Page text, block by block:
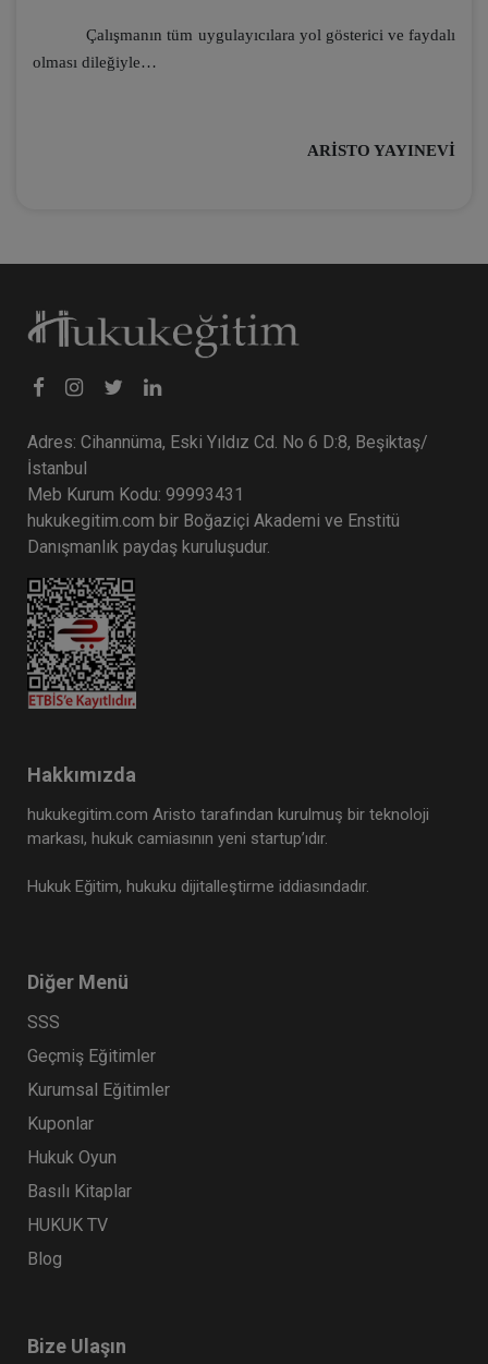
Çalışmanın tüm uygulayıcılara yol gösterici ve faydalı
olması dileğiyle…
ARİSTO YAYINEVİ
Adres: Cihannüma, Eski Yıldız Cd. No 6 D:8, Beşiktaş/
İstanbul
Meb Kurum Kodu: 99993431
hukukegitim.com bir Boğaziçi Akademi ve Enstitü
Danışmanlık paydaş kuruluşudur.
Hakkımızda
hukukegitim.com Aristo tarafından kurulmuş bir teknoloji
markası, hukuk camiasının yeni startup’ıdır.
Hukuk Eğitim, hukuku dijitalleştirme iddiasındadır.
Diğer Menü
SSS
Geçmiş Eğitimler
Kurumsal Eğitimler
Kuponlar
Hukuk Oyun
Basılı Kitaplar
HUKUK TV
Blog
Bize Ulaşın